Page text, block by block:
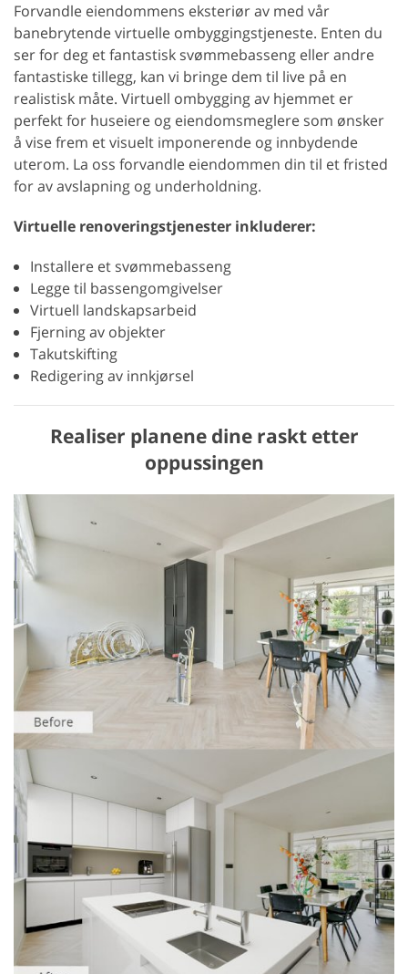
Forvandle eiendommens eksteriør av med vår
banebrytende virtuelle ombyggingstjeneste. Enten du
ser for deg et fantastisk svømmebasseng eller andre
fantastiske tillegg, kan vi bringe dem til live på en
realistisk måte. Virtuell ombygging av hjemmet er
perfekt for huseiere og eiendomsmeglere som ønsker
å vise frem et visuelt imponerende og innbydende
uterom. La oss forvandle eiendommen din til et fristed
for av avslapning og underholdning.
Virtuelle renoveringstjenester inkluderer:
Installere et svømmebasseng
Legge til bassengomgivelser
Virtuell landskapsarbeid
Fjerning av objekter
Takutskifting
Redigering av innkjørsel
Realiser planene dine raskt etter
oppussingen